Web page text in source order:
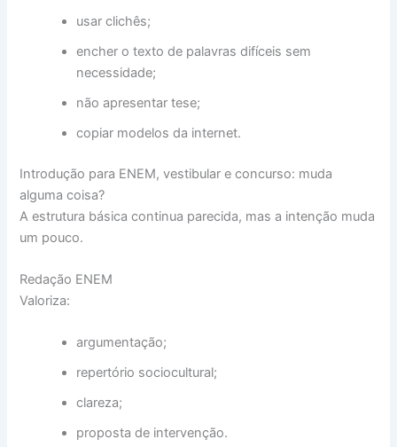
usar clichês;
encher o texto de palavras difíceis sem
necessidade;
não apresentar tese;
copiar modelos da internet.
Introdução para ENEM, vestibular e concurso: muda
alguma coisa?
A estrutura básica continua parecida, mas a intenção muda
um pouco.
Redação ENEM
Valoriza:
argumentação;
repertório sociocultural;
clareza;
proposta de intervenção.